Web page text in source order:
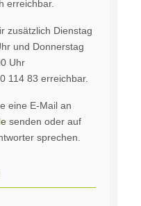
erreichbar.
zusätzlich Dienstag
und Donnerstag
Uhr
114 83 erreichbar.
eine E-Mail an
senden oder auf
sprechen.